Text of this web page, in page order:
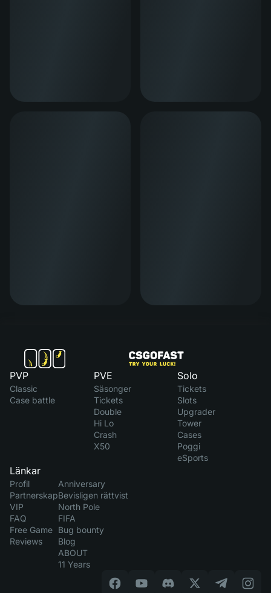
PVP
Classic
Case battle
PVE
Säsonger
Tickets
Double
Hi Lo
Crash
X50
Solo
Tickets
Slots
Upgrader
Tower
Cases
Poggi
eSports
Länkar
Profil
Partnerskap
VIP
FAQ
Free Game
Reviews
Anniversary
Bevisligen rättvist
North Pole
FIFA
Bug bounty
Blog
ABOUT
11 Years